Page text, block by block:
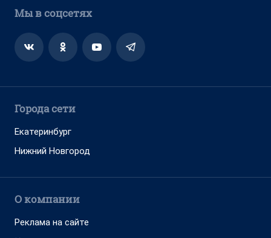
Мы в соцсетях
Города сети
Екатеринбург
Нижний Новгород
О компании
Реклама на сайте